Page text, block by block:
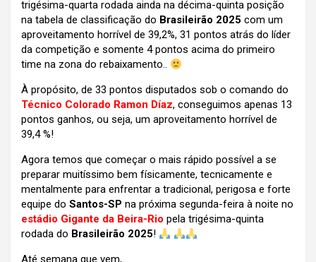
trigésima-quarta rodada ainda na décima-quinta posição
na tabela de classificação do Brasileirão 2025 com um
aproveitamento horrível de 39,2%, 31 pontos atrás do líder
da competição e somente 4 pontos acima do primeiro
time na zona do rebaixamento..
À propósito, de 33 pontos disputados sob o comando do
Técnico Colorado Ramon Díaz, conseguimos apenas 13
pontos ganhos, ou seja, um aproveitamento horrível de
39,4 %!
Agora temos que começar o mais rápido possível a se
preparar muitíssimo bem físicamente, tecnicamente e
mentalmente para enfrentar a tradicional, perigosa e forte
equipe do Santos-SP na próxima segunda-feira à noite no
estádio Gigante da Beira-Rio pela trigésima-quinta
rodada do Brasileirão 2025!
Até semana que vem,